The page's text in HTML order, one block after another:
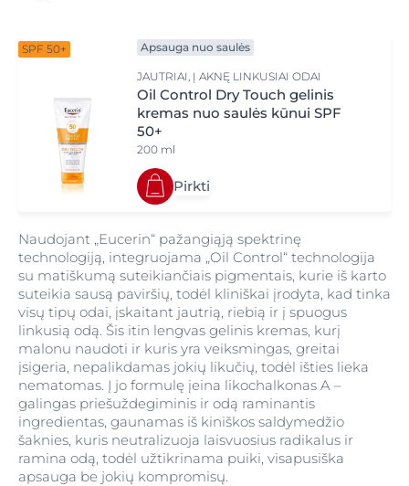
SPF 50+ Apsauga nuo saulės
JAUTRIAI, Į AKNĘ LINKUSIAI ODAI
Oil Control Dry Touch gelinis
kremas nuo saulės kūnui SPF
50+
200 ml
Pirkti
Naudojant „Eucerin“ pažangiąją spektrinę
technologiją, integruojama „Oil Control“ technologija
su matiškumą suteikiančiais pigmentais, kurie iš karto
suteikia sausą paviršių, todėl kliniškai įrodyta, kad tinka
visų tipų odai, įskaitant jautrią, riebią ir į spuogus
linkusią odą. Šis itin lengvas gelinis kremas, kurį
malonu naudoti ir kuris yra veiksmingas, greitai
įsigeria, nepalikdamas jokių likučių, todėl išties lieka
nematomas. Į jo formulę įeina likochalkonas A –
galingas priešuždegiminis ir odą raminantis
ingredientas, gaunamas iš kiniškos saldymedžio
šaknies, kuris neutralizuoja laisvuosius radikalus ir
ramina odą, todėl užtikrinama puiki, visapusiška
apsauga be jokių kompromisų.